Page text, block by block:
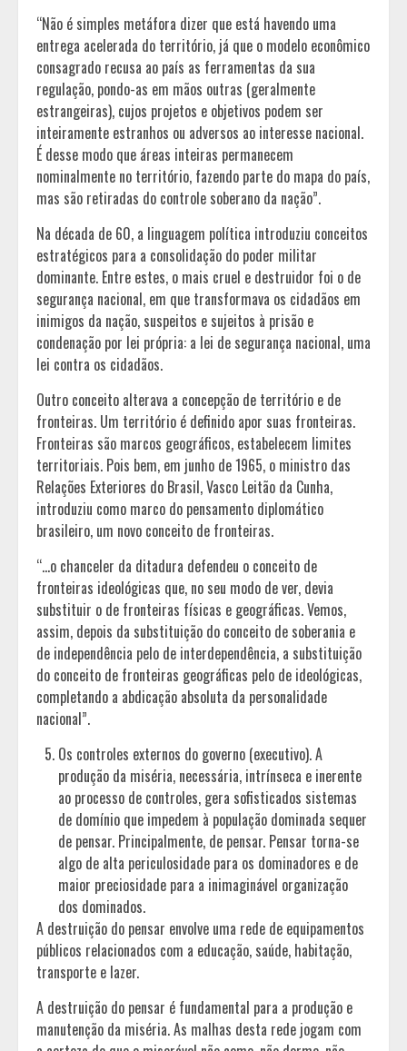
“Não é simples metáfora dizer que está havendo uma
entrega acelerada do território, já que o modelo econômico
consagrado recusa ao país as ferramentas da sua
regulação, pondo-as em mãos outras (geralmente
estrangeiras), cujos projetos e objetivos podem ser
inteiramente estranhos ou adversos ao interesse nacional.
É desse modo que áreas inteiras permanecem
nominalmente no território, fazendo parte do mapa do país,
mas são retiradas do controle soberano da nação”.
Na década de 60, a linguagem política introduziu conceitos
estratégicos para a consolidação do poder militar
dominante. Entre estes, o mais cruel e destruidor foi o de
segurança nacional, em que transformava os cidadãos em
inimigos da nação, suspeitos e sujeitos à prisão e
condenação por lei própria: a lei de segurança nacional, uma
lei contra os cidadãos.
Outro conceito alterava a concepção de território e de
fronteiras. Um território é definido apor suas fronteiras.
Fronteiras são marcos geográficos, estabelecem limites
territoriais. Pois bem, em junho de 1965, o ministro das
Relações Exteriores do Brasil, Vasco Leitão da Cunha,
introduziu como marco do pensamento diplomático
brasileiro, um novo conceito de fronteiras.
“…o chanceler da ditadura defendeu o conceito de
fronteiras ideológicas que, no seu modo de ver, devia
substituir o de fronteiras físicas e geográficas. Vemos,
assim, depois da substituição do conceito de soberania e
de independência pelo de interdependência, a substituição
do conceito de fronteiras geográficas pelo de ideológicas,
completando a abdicação absoluta da personalidade
nacional”.
Os controles externos do governo (executivo). A
produção da miséria, necessária, intrínseca e inerente
ao processo de controles, gera sofisticados sistemas
de domínio que impedem à população dominada sequer
de pensar. Principalmente, de pensar. Pensar torna-se
algo de alta periculosidade para os dominadores e de
maior preciosidade para a inimaginável organização
dos dominados.
A destruição do pensar envolve uma rede de equipamentos
públicos relacionados com a educação, saúde, habitação,
transporte e lazer.
A destruição do pensar é fundamental para a produção e
manutenção da miséria. As malhas desta rede jogam com